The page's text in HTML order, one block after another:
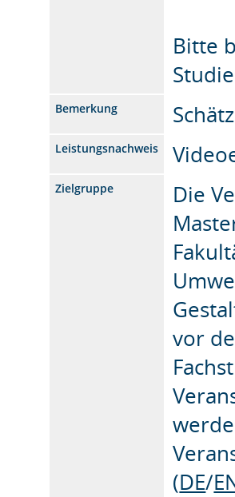
Bitte
Bemerkung
Leistungsnachweis
Zielgruppe
Die
vor
(DE/